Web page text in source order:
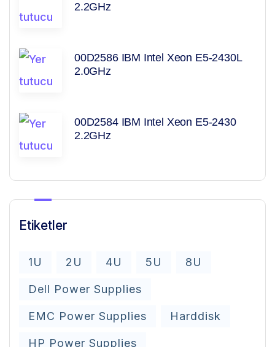
2.2GHz
00D2586 IBM Intel Xeon E5-2430L
2.0GHz
00D2584 IBM Intel Xeon E5-2430
2.2GHz
Etiketler
1U 2U 4U 5U 8U
Dell Power Supplies
EMC Power Supplies Harddisk
HP Power Supplies